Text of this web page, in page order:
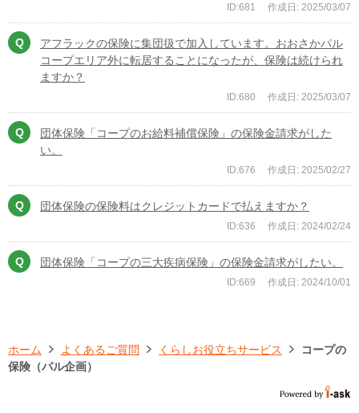
ID:681 作成日: 2025/03/07
アフラックの保険に集団扱で加入しています。おおさかパル
コープエリア外に転居することになったが、保険は続けられ
ますか？
ID:680 作成日: 2025/03/07
団体保険「コープのお給料補償保険」の保険金請求がした
い。
ID:676 作成日: 2025/02/27
団体保険の保険料はクレジットカードで払えますか？
ID:636 作成日: 2024/02/24
団体保険「コープの三大疾病保険」の保険金請求がしたい。
ID:669 作成日: 2024/10/01
ホーム よくあるご質問 くらしお役立ちサービス
コープの
保険（パル企画）